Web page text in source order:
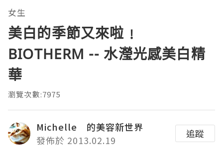
女生
美白的季節又來啦﹗
BIOTHERM -- 水瀅光感美白精
華
瀏覽次數:7975
Michelle 的美容新世界
發佈於 2013.02.19
追蹤